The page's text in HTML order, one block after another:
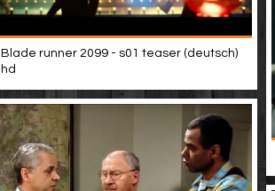
Blade runner 2099 - s01 teaser (deutsch)
hd